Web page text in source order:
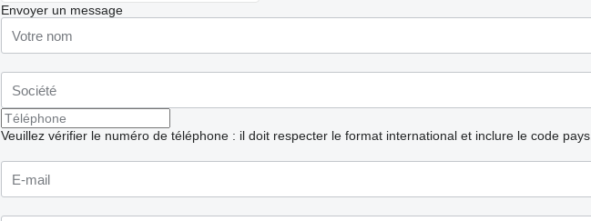
Envoyer un message
Veuillez vérifier le numéro de téléphone : il doit respecter le format international et inclure le code pays.